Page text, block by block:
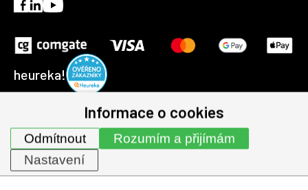
heureka!
© 1991-2026 | GHV Trading, spol. s r.o. všechna práva
vyhrazena.
Informace o cookies
Rozumím a přijímám
Odmítnout
Nastavení